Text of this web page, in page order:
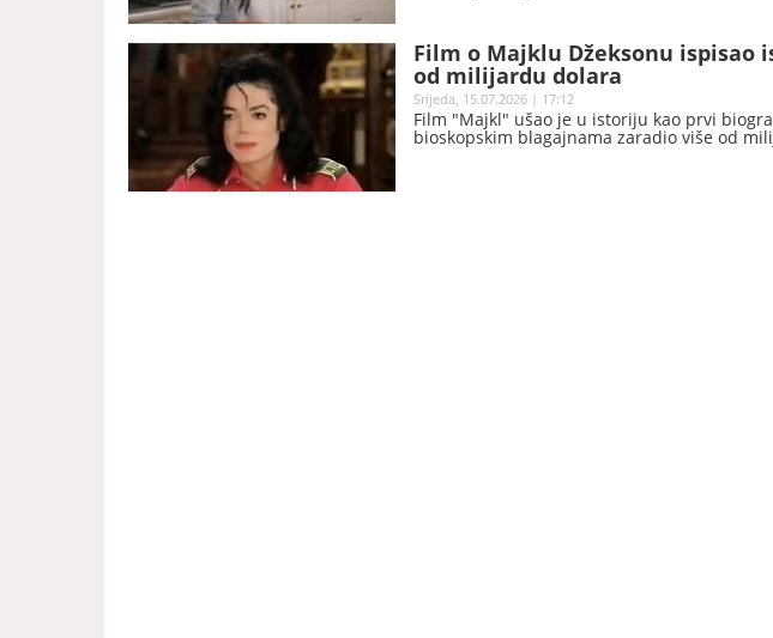
Film o Majklu Džeksonu ispisao
od milijardu dolara
Srijeda, 15.07.2026 | 17:12
Film "Majkl" ušao je u istoriju kao prvi
bioskopskim blagajnama zaradio više od